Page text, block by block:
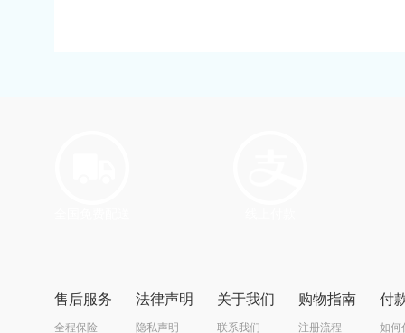
售后服务
全程保险
法律声明
隐私声明
关于我们
联系我们
购物指南
注册流程
付
如何